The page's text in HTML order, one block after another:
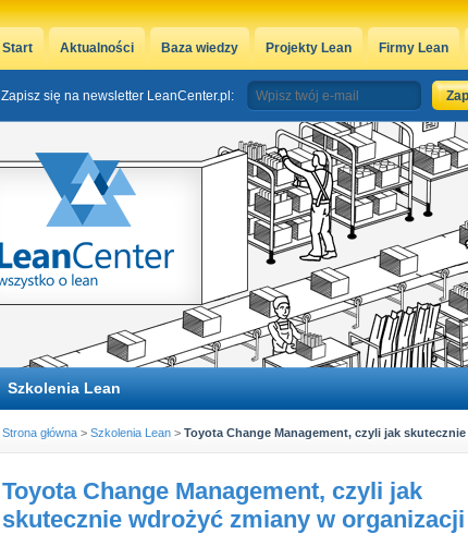
Start Aktualności Baza wiedzy Projekty Lean Firmy Lean
Zapisz się na newsletter LeanCenter.pl:
Szkolenia Lean
Strona główna > Szkolenia Lean > Toyota Change Management, czyli jak
Toyota Change Management, czyli jak
skutecznie wdrożyć zmiany w organizacji